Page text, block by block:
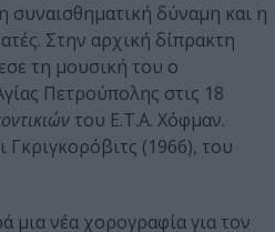
συναισθηματική δύναμη και η
Στην αρχική δίπρακτη
τη μουσική του ο
Πετρούπολης στις 18
του Ε.Τ.Α. Χόφμαν.
(1966), του
μια νέα χορογραφία για τον